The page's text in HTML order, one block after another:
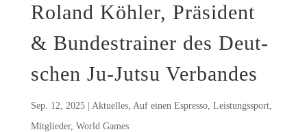
Roland Köh­ler, Prä­si­dent
& Bun­des­trai­ner des Deut­
schen Ju-Jutsu Verbandes
Sep. 12, 2025| Aktuelles, Auf einen Espresso, Leistungssport,
Mitglieder, World Games